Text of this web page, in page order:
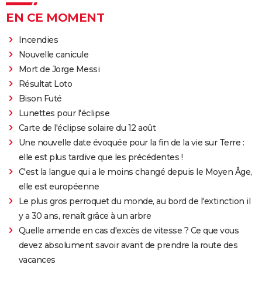
EN CE MOMENT
Incendies
Nouvelle canicule
Mort de Jorge Messi
Résultat Loto
Bison Futé
Lunettes pour l'éclipse
Carte de l'éclipse solaire du 12 août
Une nouvelle date évoquée pour la fin de la vie sur Terre :
elle est plus tardive que les précédentes !
C'est la langue qui a le moins changé depuis le Moyen Âge,
elle est européenne
Le plus gros perroquet du monde, au bord de l'extinction il
y a 30 ans, renaît grâce à un arbre
Quelle amende en cas d'excès de vitesse ? Ce que vous
devez absolument savoir avant de prendre la route des
vacances